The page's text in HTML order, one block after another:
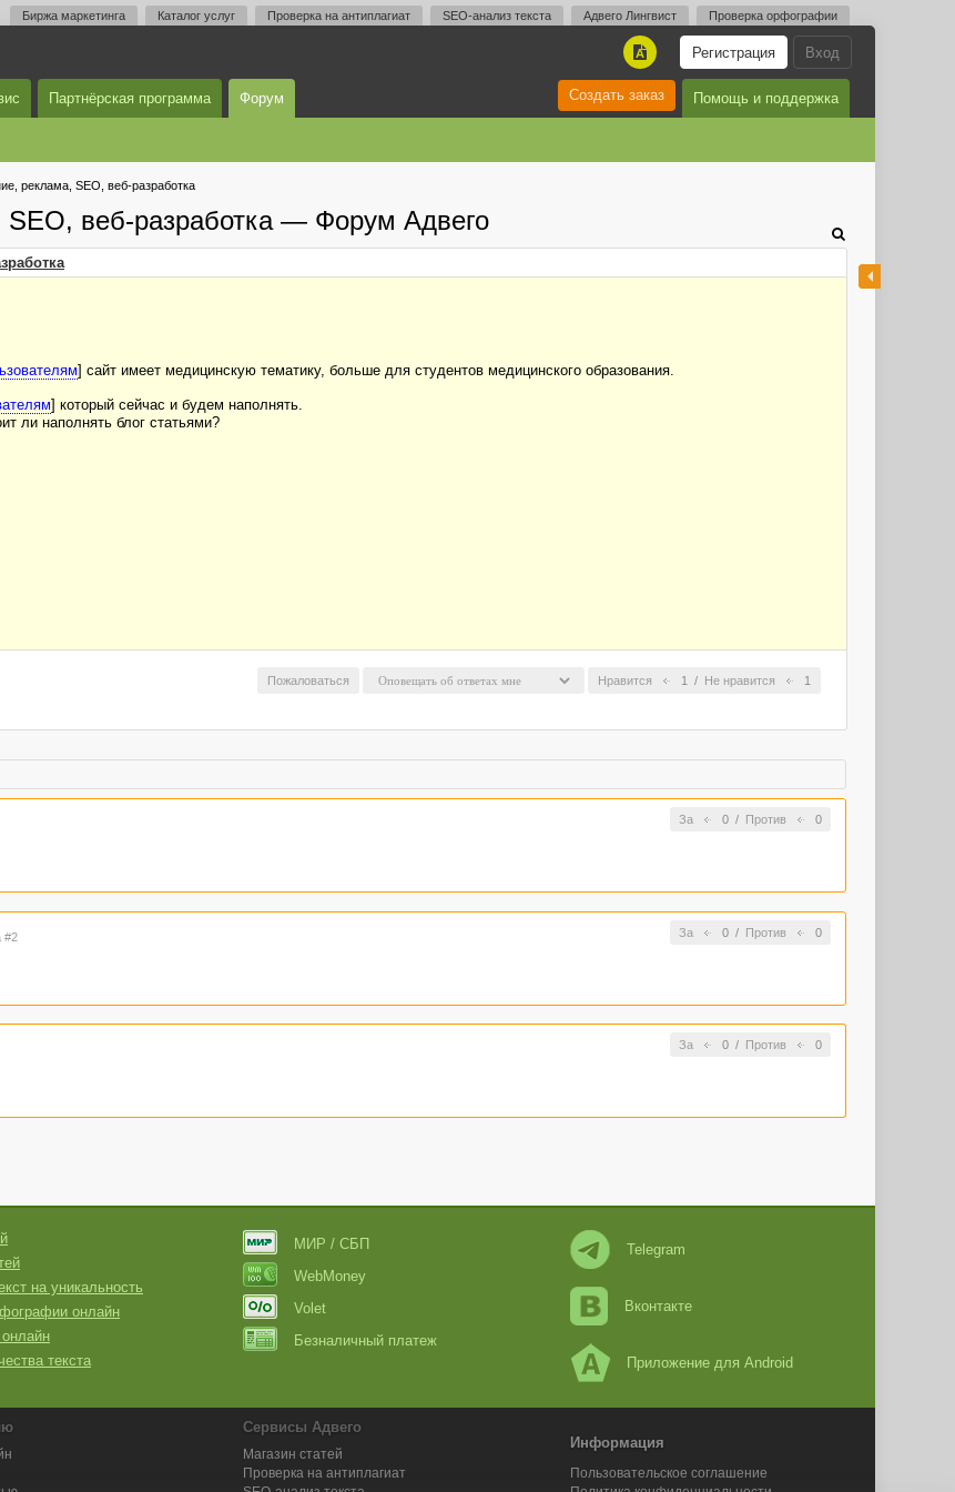
Биржа маркетинга Каталог услуг Проверка на антиплагиат SEO-анализ текста Адвего Лингвист Проверка орфографии
Вход
Регистрация
A
Партнёрская программа Форум Помощь и поддержка
Создать заказ
реклама, SEO, веб-разработка
SEO, веб-разработка — Форум Адвего
] сайт имеет медицинскую тематику, больше для студентов медицинского образования.
] который сейчас и будем наполнять.
ли наполнять блог статьями?
Нравится 1 / Не нравится 1
Пожаловаться
За 0/ Против 0
За 0/ Против 0
#2
За 0/ Против 0
на уникальность
онлайн
текста
МИР / СБП
WebMoney
Volet
Безналичный платеж
Telegram
Вконтакте
Приложение для Android
Сервисы Адвего
Магазин статей
Проверка на антиплагиат
Информация
Пользовательское соглашение